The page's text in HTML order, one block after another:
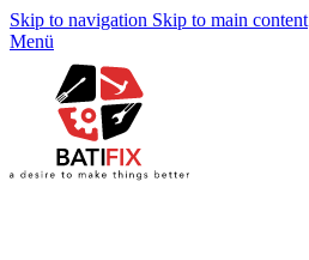
Skip to navigation Skip to main content
Menü